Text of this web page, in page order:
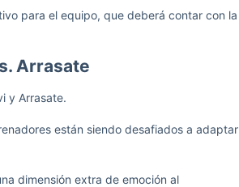
para el equipo, que deberá contar con la
Arrasate
y Arrasate.
están siendo desafiados a adaptar
dimensión extra de emoción al